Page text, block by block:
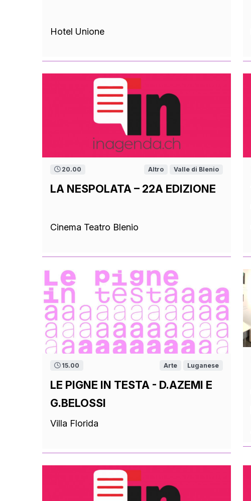
Hotel Unione
20.00 Altro Valle di Blenio
LA NESPOLATA – 22A EDIZIONE
Cinema Teatro Blenio
15.00 Arte Luganese
LE PIGNE IN TESTA - D.AZEMI E
G.BELOSSI
Villa Florida